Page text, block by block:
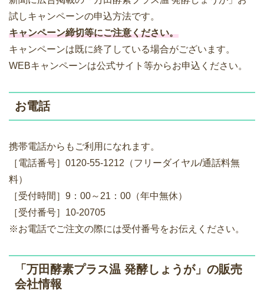
試しキャンペーンの申込方法です。
キャンペーン締切等にご注意ください。
キャンペーンは既に終了している場合がございます。
WEBキャンペーンは公式サイト等からお申込ください。
お電話
携帯電話からもご利用になれます。
［電話番号］0120-55-1212（フリーダイヤル/通話料無
料）
［受付時間］9：00～21：00（年中無休）
［受付番号］10-20705
※お電話でご注文の際には受付番号をお伝えください。
「万田酵素プラス温 発酵しょうが」の販売
会社情報